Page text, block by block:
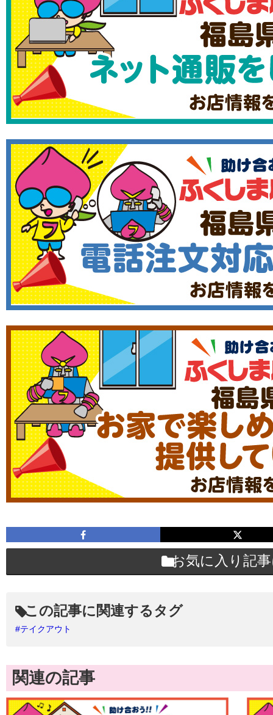
お気に入り記
この記事に関連するタグ
#テイクアウト
関連の記事